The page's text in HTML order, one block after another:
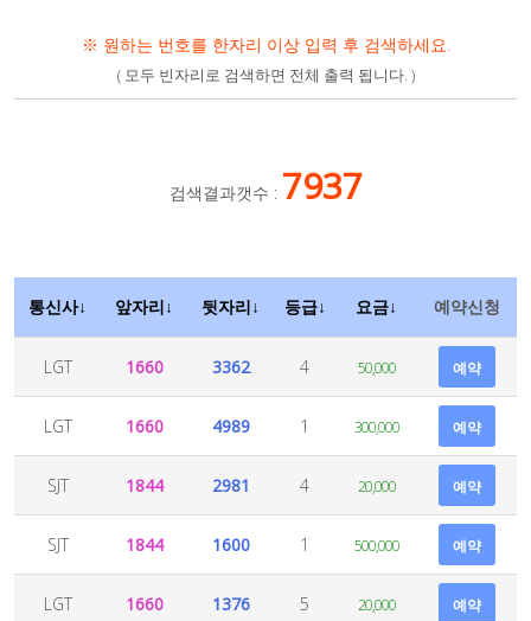
※ 원하는 번호를 한자리 이상 입력 후 검색하세요.
( 모두 빈자리로 검색하면 전체 출력 됩니다. )
검색결과갯수 : 7937
통신사↓ 앞자리↓ 뒷자리↓ 등급↓ 요금↓ 예약신청
LGT 1660 3362 4 50,000 예약
LGT 1660 4989 1 300,000 예약
SJT 1844 2981 4 20,000 예약
SJT 1844 1600 1 500,000 예약
LGT 1660 1376 5 20,000 예약